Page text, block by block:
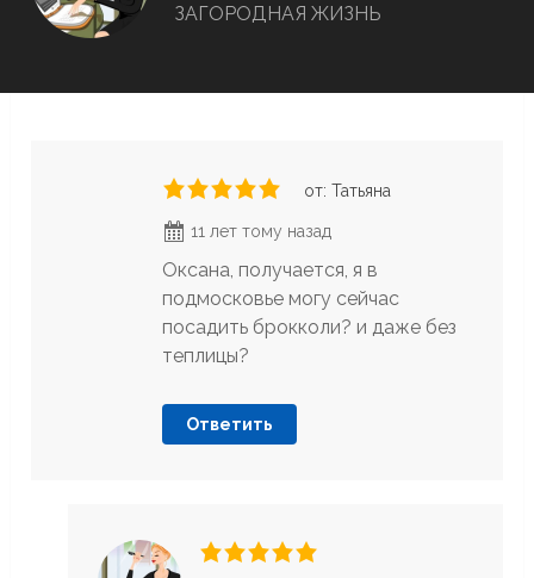
ЗАГОРОДНАЯ ЖИЗНЬ
от: Татьяна
11 лет тому назад
Оксана, получается, я в
подмосковье могу сейчас
посадить брокколи? и даже без
теплицы?
Ответить